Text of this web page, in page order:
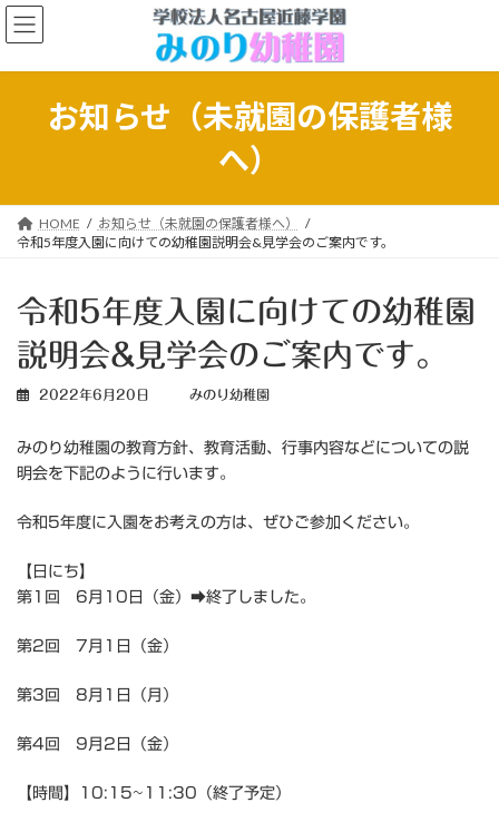
コ
ン
ン
プ
ナ
ビ
ー
動
お知らせ（未就園の保護者様
へ）
HOME
お知らせ（未就園の保護者様へ）
令和5年度入園に向けての幼稚園説明会&見学会のご案内です。
令和5年度入園に向けての幼稚園
説明会&見学会のご案内です。
2022年6月20日 みのり幼稚園
みのり幼稚園の教育方針、教育活動、行事内容などについての説
明会を下記のように行います。
令和5年度に入園をお考えの方は、ぜひご参加ください。
【日にち】
第1回 6月10日（金）➡終了しました。
第2回 7月1日（金）
第3回 8月1日（月）
第4回 9月2日（金）
【時間】10:15~11:30（終了予定）